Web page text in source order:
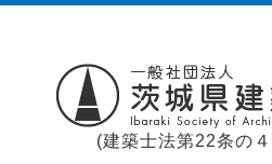
(建築士法第22条の